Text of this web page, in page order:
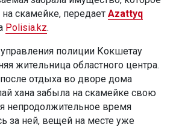
скамейке, передает Azattyq
Polisia.kz.
полиции Кокшетау
жительница областного центра.
отдыха во дворе дома
хана забыла на скамейке свою
непродолжительное время
за ней, вещей на месте уже